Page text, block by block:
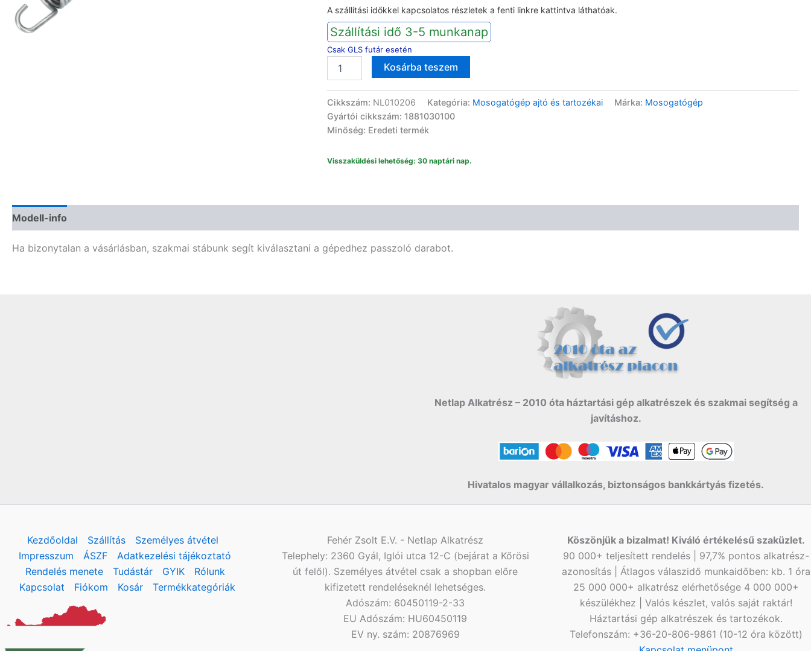
A szállítási időkkel kapcsolatos részletek a fenti linkre kattintva láthatóak.
Szállítási idő 3-5 munkanap
Csak GLS futár esetén
Bregenz
rugó
ajtófeszítő
1881030100
mennyiség
Kosárba teszem
Cikkszám: NL010206 Kategória: Mosogatógép ajtó és tartozékai Márka: Mosogatógép
Gyártói cikkszám: 1881030100
Minőség: Eredeti termék
Visszaküldési lehetőség: 30 naptári nap.
Modell-info
Ha bizonytalan a vásárlásban, szakmai stábunk segít kiválasztani a gépedhez passzoló darabot.
Netlap Alkatrész – 2010 óta háztartási gép alkatrészek és szakmai segítség a
javításhoz.
Hivatalos magyar vállalkozás, biztonságos bankkártyás fizetés.
Kezdőoldal Szállítás
Személyes átvétel
Impresszum
ÁSZF
Adatkezelési tájékoztató
Rendelés menete
Tudástár GYIK
Rólunk
Kapcsolat
Fiókom Kosár Termékkategóriák
Fehér Zsolt E.V. - Netlap Alkatrész
Telephely: 2360 Gyál, Iglói utca 12-C (bejárat a Kőrösi
út felől). Személyes átvétel csak a shopban előre
kifizetett rendeléseknél lehetséges.
Adószám: 60450119-2-33
EU Adószám: HU60450119
EV ny. szám: 20876969
Köszönjük a bizalmat! Kiváló értékelésű szaküzlet.
90 000+ teljesített rendelés | 97,7% pontos alkatrész-
azonosítás | Átlagos válaszidő munkaidőben: kb. 1 óra
25 000 000+ alkatrész elérhetősége 4 000 000+
készülékhez | Valós készlet, valós saját raktár!
Háztartási gép alkatrészek és tartozékok.
Telefonszám: +36-20-806-9861 (10-12 óra között)